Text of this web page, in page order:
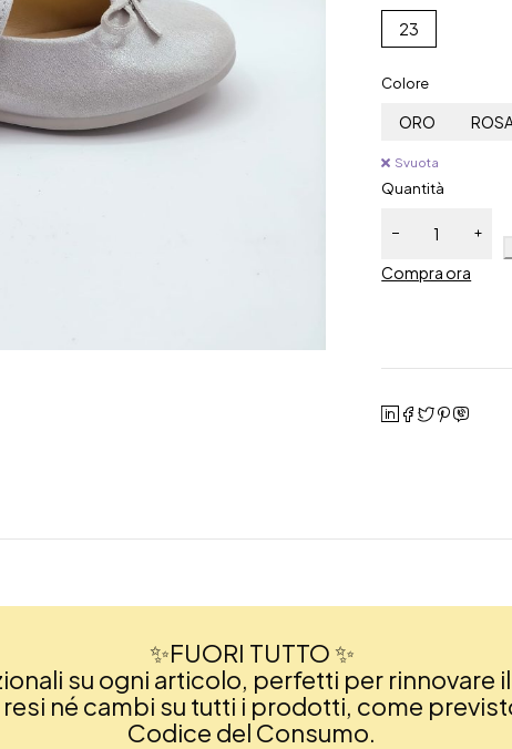
23
Colore
ORO
Svuota
Quantità
Compra ora
✨FUORI TUTTO ✨
su ogni articolo, perfetti per rinnovare
né cambi su tutti i prodotti, come
Codice del Consumo.